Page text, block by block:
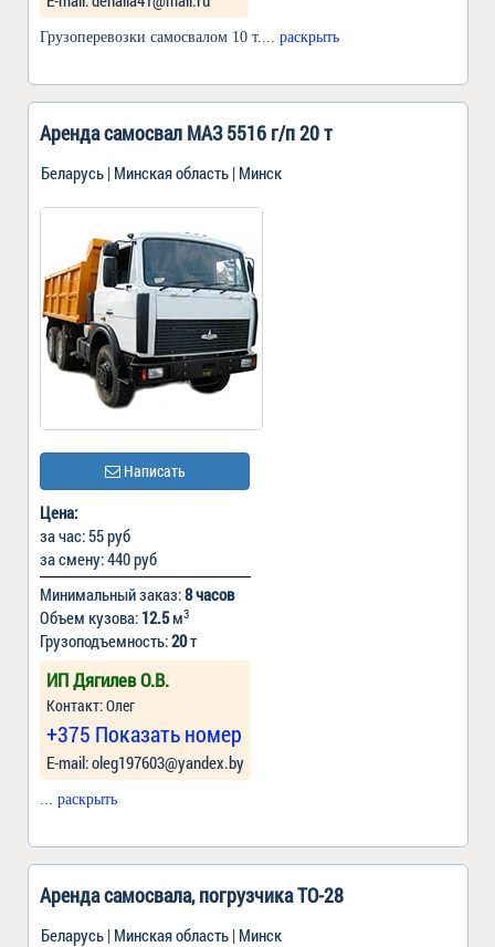
Грузоперевозки самосвалом 10 т.... раскрыть
Аренда самосвал МАЗ 5516 г/п 20 т
Беларусь | Минская область | Минск
Написать
Цена:
за час: 55 руб
за смену: 440 руб
Минимальный заказ:8 часов
Объем кузова: 12.5м3
Грузоподъемность:20т
ИП Дягилев О.В.
Контакт: Олег
+375 Показать номер
Е-mail: oleg197603@yandex.by
... раскрыть
Аренда самосвала, погрузчика ТО-28
Беларусь | Минская область | Минск